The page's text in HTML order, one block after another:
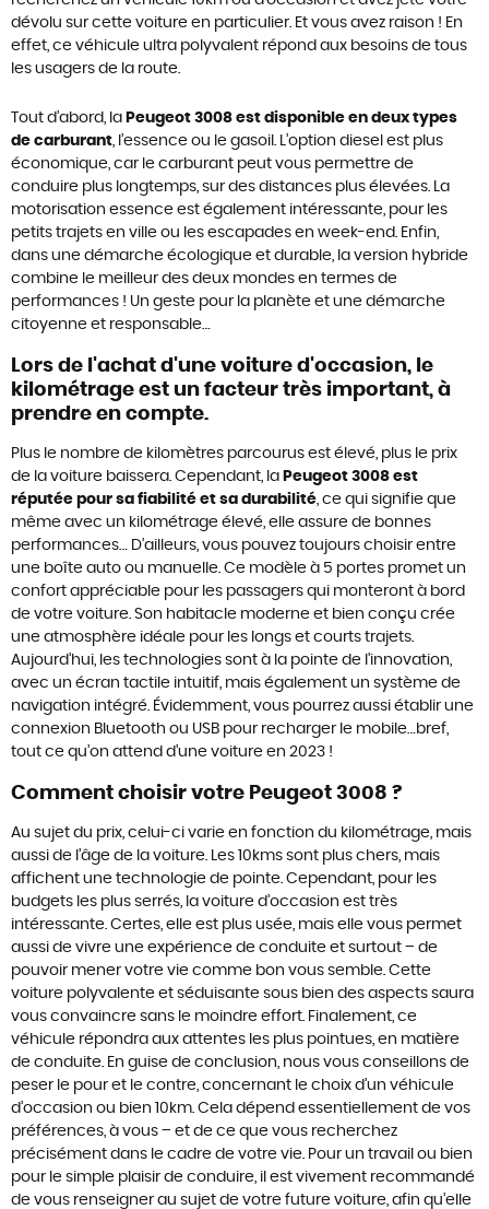
dévolu sur cette voiture en particulier. Et vous avez raison ! En
effet, ce véhicule ultra polyvalent répond aux besoins de tous
les usagers de la route.
Tout d’abord, la Peugeot 3008 est disponible en deux types
de carburant, l’essence ou le gasoil. L’option diesel est plus
économique, car le carburant peut vous permettre de
conduire plus longtemps, sur des distances plus élevées. La
motorisation essence est également intéressante, pour les
petits trajets en ville ou les escapades en week-end. Enfin,
dans une démarche écologique et durable, la version hybride
combine le meilleur des deux mondes en termes de
performances ! Un geste pour la planète et une démarche
citoyenne et responsable…
Lors de l'achat d'une voiture d'occasion, le
kilométrage est un facteur très important, à
prendre en compte.
Plus le nombre de kilomètres parcourus est élevé, plus le prix
de la voiture baissera. Cependant, la Peugeot 3008 est
réputée pour sa fiabilité et sa durabilité, ce qui signifie que
même avec un kilométrage élevé, elle assure de bonnes
performances… D’ailleurs, vous pouvez toujours choisir entre
une boîte auto ou manuelle. Ce modèle à 5 portes promet un
confort appréciable pour les passagers qui monteront à bord
de votre voiture. Son habitacle moderne et bien conçu crée
une atmosphère idéale pour les longs et courts trajets.
Aujourd’hui, les technologies sont à la pointe de l'innovation,
avec un écran tactile intuitif, mais également un système de
navigation intégré. Évidemment, vous pourrez aussi établir une
connexion Bluetooth ou USB pour recharger le mobile…bref,
tout ce qu’on attend d’une voiture en 2023 !
Comment choisir votre Peugeot 3008 ?
Au sujet du prix, celui-ci varie en fonction du kilométrage, mais
aussi de l’âge de la voiture. Les 10kms sont plus chers, mais
affichent une technologie de pointe. Cependant, pour les
budgets les plus serrés, la voiture d’occasion est très
intéressante. Certes, elle est plus usée, mais elle vous permet
aussi de vivre une expérience de conduite et surtout – de
pouvoir mener votre vie comme bon vous semble. Cette
voiture polyvalente et séduisante sous bien des aspects saura
vous convaincre sans le moindre effort. Finalement, ce
véhicule répondra aux attentes les plus pointues, en matière
de conduite. En guise de conclusion, nous vous conseillons de
peser le pour et le contre, concernant le choix d’un véhicule
d’occasion ou bien 10km. Cela dépend essentiellement de vos
préférences, à vous – et de ce que vous recherchez
précisément dans le cadre de votre vie. Pour un travail ou bien
pour le simple plaisir de conduire, il est vivement recommandé
de vous renseigner au sujet de votre future voiture, afin qu’elle